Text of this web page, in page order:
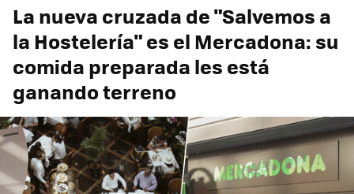
La nueva cruzada de "Salvemos a
la Hostelería" es el Mercadona: su
comida preparada les está
ganando terreno